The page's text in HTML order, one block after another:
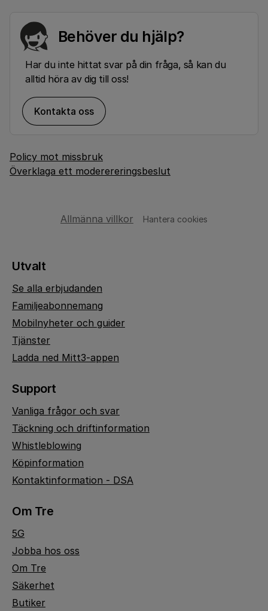
Behöver du hjälp?
Har du inte hittat svar på din fråga, så kan du
alltid höra av dig till oss!
Kontakta oss
Policy mot missbruk
Överklaga ett moderereringsbeslut
Allmänna villkor Hantera cookies
Utvalt
Se alla erbjudanden
Familjeabonnemang
Mobilnyheter och guider
Tjänster
Ladda ned Mitt3-appen
Support
Vanliga frågor och svar
Täckning och driftinformation
Whistleblowing
Köpinformation
Kontaktinformation - DSA
Om Tre
5G
Jobba hos oss
Om Tre
Säkerhet
Butiker